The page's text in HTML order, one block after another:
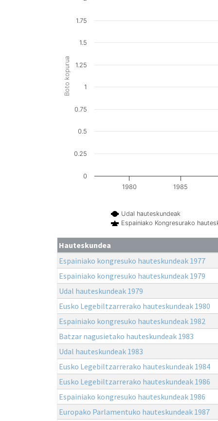
Boto kopurua
Udal hauteskundeak
Espainiako Kongresurako
1980 1985
0
0.25
0.5
0.75
1
1.25
1.5
1.75
Hauteskundea
Espainiako kongresuko hauteskundeak 1977
Espainiako kongresuko hauteskundeak 1979
Udal hauteskundeak 1979
Eusko Legebiltzarrerako hauteskundeak 1980
Espainiako kongresuko hauteskundeak 1982
Batzar nagusietako hauteskundeak 1983
Udal hauteskundeak 1983
Eusko Legebiltzarrerako hauteskundeak 1984
Eusko Legebiltzarrerako hauteskundeak 1986
Espainiako kongresuko hauteskundeak 1986
Europako Parlamentuko hauteskundeak 1987